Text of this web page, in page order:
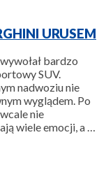
URUSEM
bardzo
SUV.
nadwoziu nie
wyglądem. Po
nie
wiele emocji, a …